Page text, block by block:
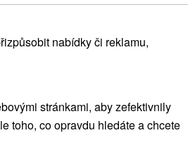
nabídky či reklamu,
stránkami, aby zefektivnily
toho, co opravdu hledáte a chcete